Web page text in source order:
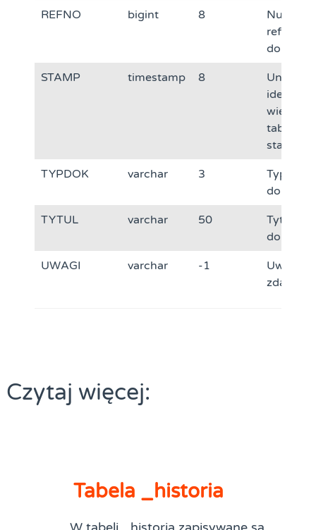
REFNO bigint 8
Numer
STAMP timestamp 8
Unikalny
wiersza
tabelu –
stanu
TYPDOK varchar 3
Typ
TYTUL varchar 50
Tytuł
UWAGI varchar -1
Uwagi –
Czytaj więcej:
Tabela _historia